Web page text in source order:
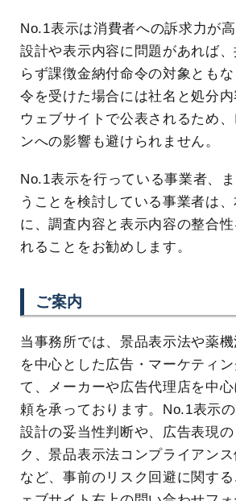
No.1表示は消費者への訴求力が
設計や表示内容に問題があれば
らず課徴金納付命令の対象とも
令を受けた場合には社名と処分
ウェブサイトで公表されるため
ンへの影響も避けられません。
No.1表示を行っている事業者、
うことを検討している事業者は
に、調査内容と表示内容の整合
れることをお勧めします。
ご案内
当事務所では、景品表示法や薬
を中心とした広告・マーケティ
て、メーカーや広告代理店を中
頼を承っております。No.1表示
設計の妥当性判断や、広告表現
ク、景品表示法コンプライアン
など、事前のリスク回避に関す